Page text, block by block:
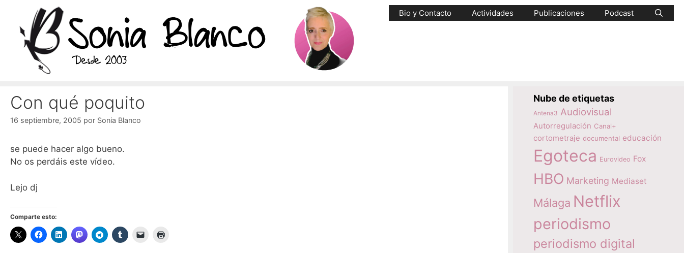
contenido
Bio y Contacto Actividades Publicaciones Podcast
Con qué poquito
16 septiembre, 2005 por Sonia Blanco
se puede hacer algo bueno.
No os perdáis este vídeo.
Lejo dj
Comparte esto:
Nube de etiquetas
Antena3 Audiovisual
Autorregulación Canal+
cortometraje documental educación
Egoteca Eurovideo Fox
HBO Marketing Mediaset
Málaga Netflix
periodismo
periodismo digital